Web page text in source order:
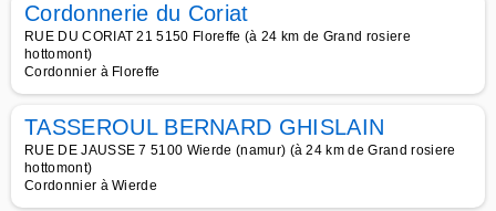
Cordonnerie du Coriat
RUE DU CORIAT 21 5150 Floreffe (à 24 km de Grand rosiere
hottomont)
Cordonnier à Floreffe
TASSEROUL BERNARD GHISLAIN
RUE DE JAUSSE 7 5100 Wierde (namur) (à 24 km de Grand rosiere
hottomont)
Cordonnier à Wierde